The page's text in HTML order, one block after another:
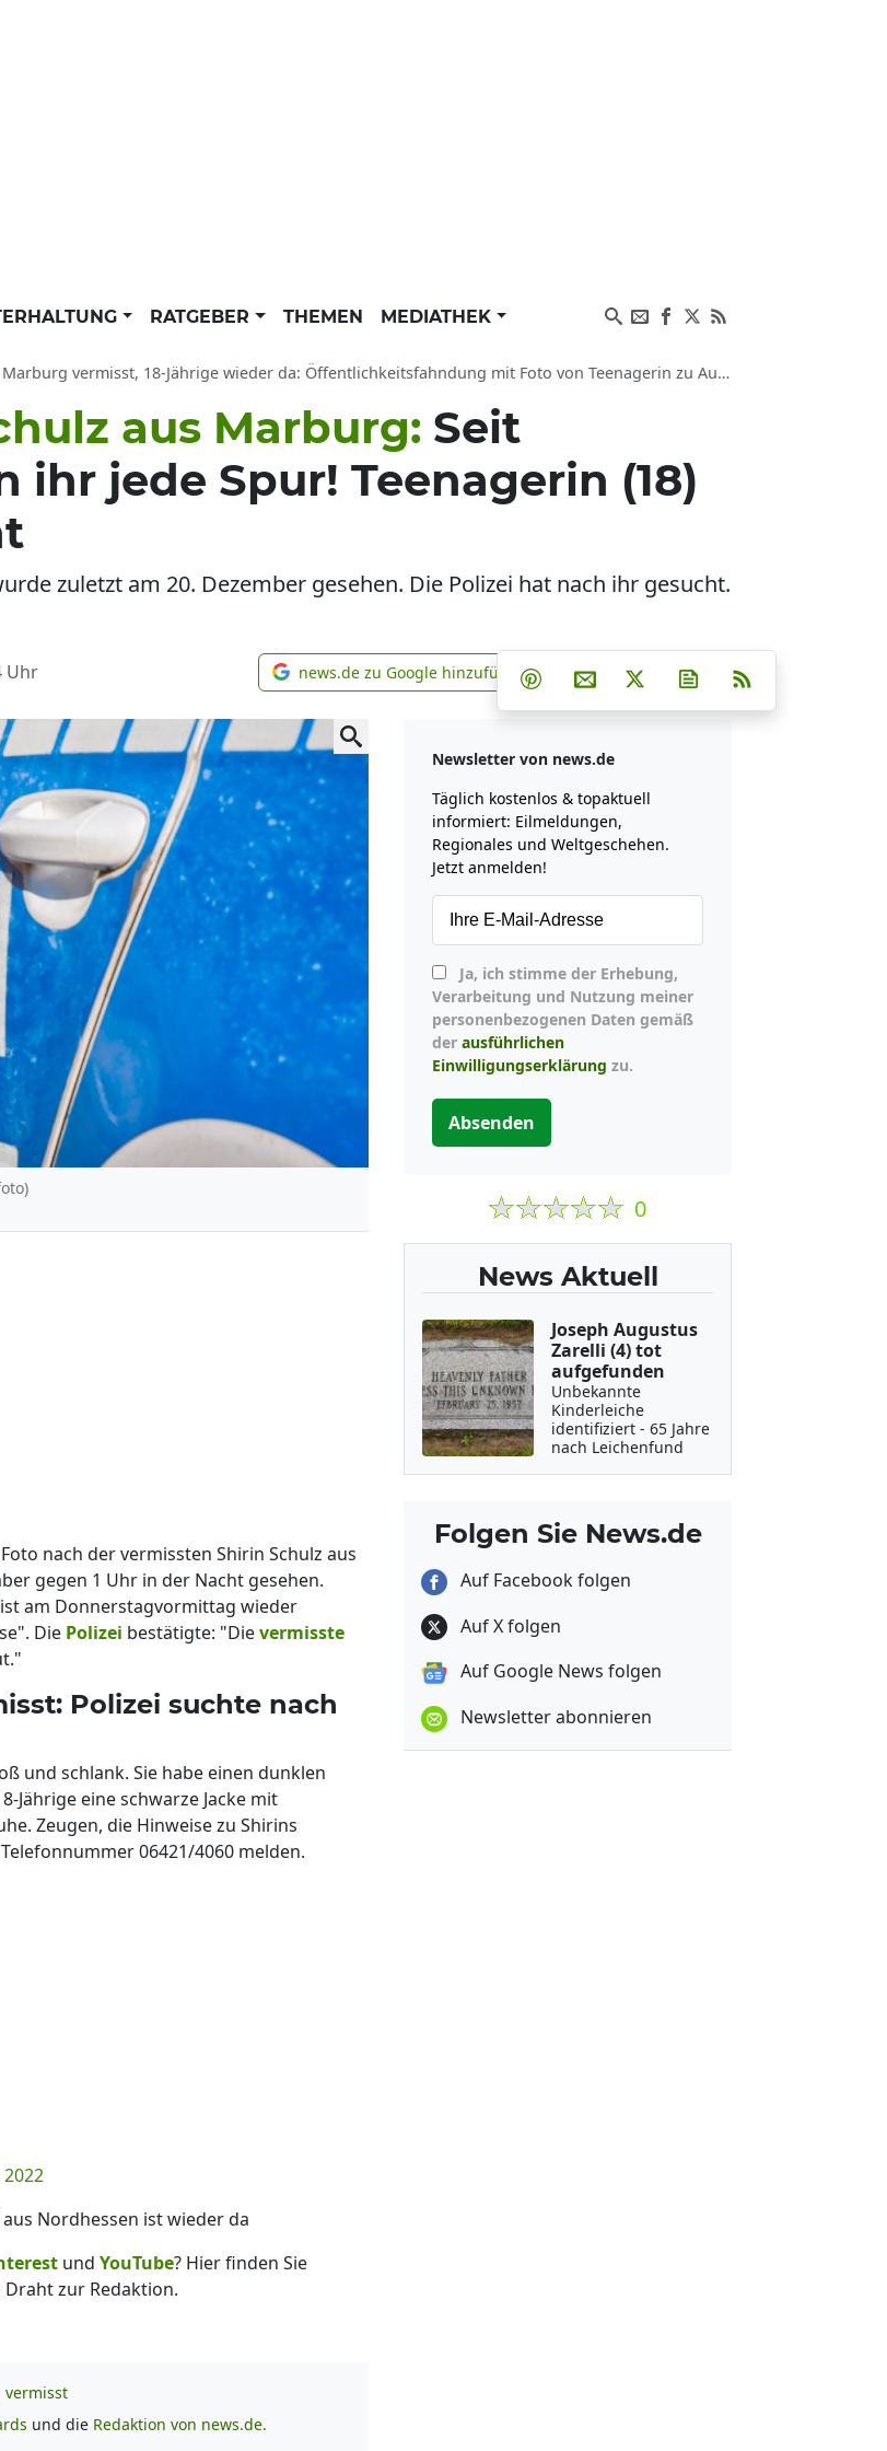
RATGEBER THEMEN MEDIATHEK
vermisst, 18-Jährige wieder da: Öffentlichkeitsfahndung mit Foto von Teenagerin zu Aufenthaltsort
aus Marburg: Seit
ihr jede Spur! Teenagerin (18)
zuletzt am 20. Dezember gesehen. Die Polizei hat nach ihr gesucht.
Uhr news.de zu Google hinzufügen
news.de zu Google hinzufügen Teilen auf Facebook
Teilen auf Whatsapp
Teilen auf Telegram
Teilen auf Pinterest
Per E-Mail teilen
Post auf XNewsletter
nach der vermissten Shirin Schulz aus
gegen 1 Uhr in der Nacht gesehen.
am Donnerstagvormittag wieder
Die Polizei bestätigte: "Dievermisste
Polizei suchte nach
und schlank. Sie habe einen dunklen
Jährige eine schwarze Jacke mit
Zeugen, die Hinweise zu Shirins
06421/4060 melden.
Nordhessen ist wieder da
und YouTube? Hier finden Sie
zur Redaktion.
vermisst
und die Redaktion von news.de.
Newsletter von news.de
Täglich kostenlos & topaktuell
informiert: Eilmeldungen,
Regionales und Weltgeschehen.
Jetzt anmelden!
Verarbeitung und Nutzung meiner
personenbezogenen Daten gemäß
der ausführlichen
Einwilligungserklärung zu.
Absenden
0
News Aktuell
Joseph Augustus
Zarelli (4) tot
aufgefunden
Unbekannte
Kinderleiche
identifiziert - 65 Jahre
nach Leichenfund
Folgen Sie News.de
Auf Facebook folgen
Auf X folgen
Auf Google News folgen
Newsletter abonnieren